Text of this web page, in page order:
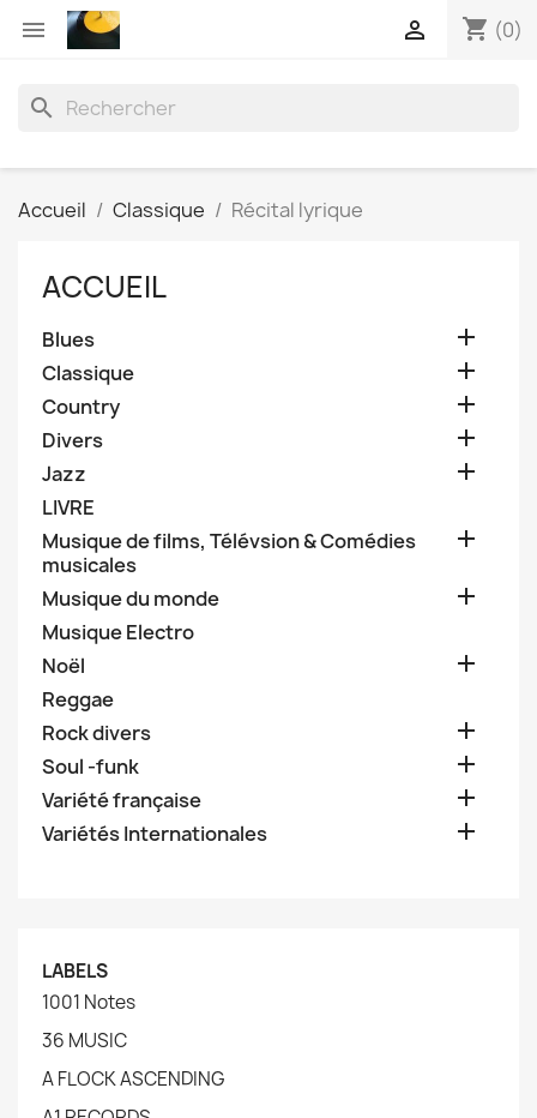
 shopping_cart (0)

search
Accueil Classique Récital lyrique
ACCUEIL
Blues 
Classique 
Country 
Divers 
Jazz 
LIVRE
Musique de films, Télévsion & Comédies
musicales

Musique du monde 
Musique Electro
Noël

Reggae
Rock divers

Soul -funk 
Variété française 
Variétés Internationales 
LABELS
1001 Notes
36 MUSIC
A FLOCK ASCENDING